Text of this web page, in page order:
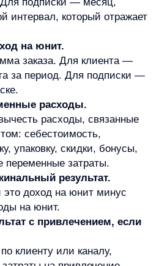
бизнеса. В этой сумме
зарплаты, аренда,
которые
Но показатель уже
на уровне заказа
расходов.
пришел из рекламного
или клиента
1 200 рублей, после
300 рублей. Если
000 рублей, результат
отрицательным:
сделать вывод, что
возвращается и делает
может измениться.
один и тот же